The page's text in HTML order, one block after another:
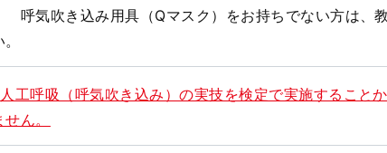
気吹き込み用具（Qマスク）をお持ちでない方は、教
工呼吸（呼気吹き込み）の実技を検定で実施すること
せん。